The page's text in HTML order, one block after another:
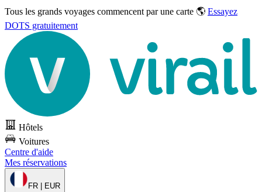
Tous les grands voyages commencent par une carte 🌎 Essayez
DOTS gratuitement
Hôtels
Voitures
Centre d'aide
Mes réservations
FR | EUR